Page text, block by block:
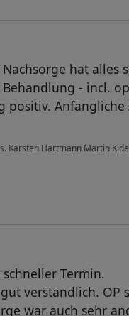
hat alles
- incl.
positiv. Anfängliche
Karsten Hartmann Martin
Termin.
verständlich. OP
war auch sehr